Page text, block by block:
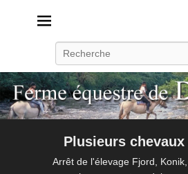
Plusieurs chevaux
Arrêt de l'élevage Fjord,